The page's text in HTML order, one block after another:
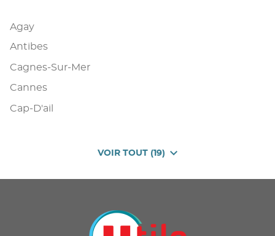
Agay
Antibes
Cagnes-Sur-Mer
Cannes
Cap-D'ail
VOIR TOUT (19)
DE
DE
U
PROXIMITÉ